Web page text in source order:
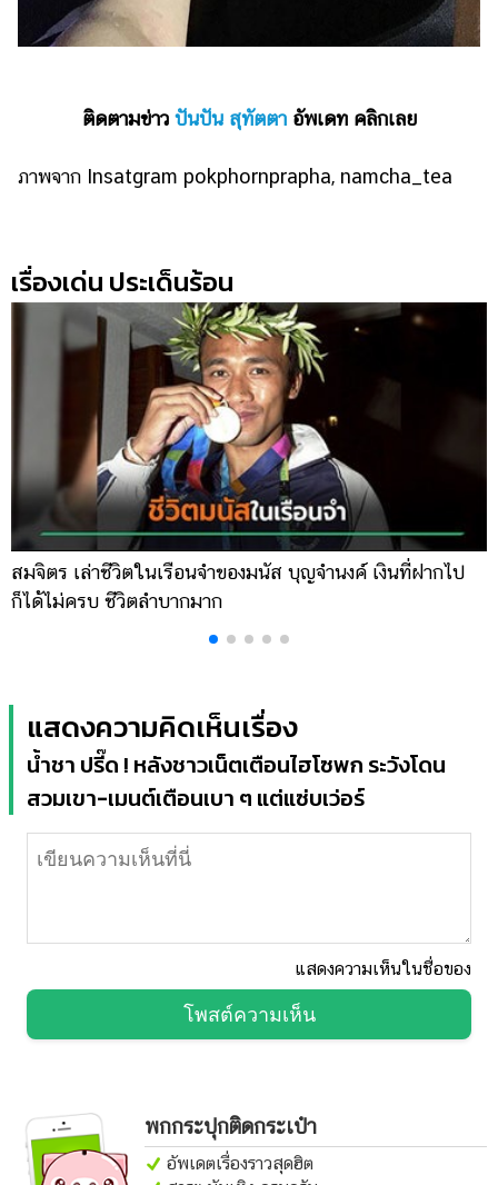
ติดตามข่าว ปันปัน สุทัตตาอัพเดท คลิกเลย
ภาพจาก Insatgram pokphornprapha, namcha_tea
เรื่องเด่น ประเด็นร้อน
สมจิตร เล่าชีวิตในเรือนจำของมนัส บุญจำนงค์ เงินที่ฝากไป
ก็ได้ไม่ครบ ชีวิตลำบากมาก
แสดงความคิดเห็นเรื่อง
น้ำชา ปรี๊ด ! หลังชาวเน็ตเตือนไฮโซพก ระวังโดน
สวมเขา-เมนต์เตือนเบา ๆ แต่แซ่บเว่อร์
แสดงความเห็นในชื่อของ
โพสต์ความเห็น
พกกระปุกติดกระเป๋า
อัพเดตเรื่องราวสุดฮิต